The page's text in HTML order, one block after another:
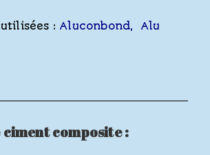
utilisées :Aluconbond, Alu
composite :